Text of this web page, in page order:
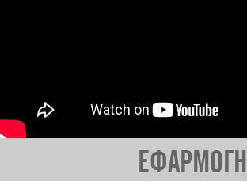
ΕΦΑΡΜΟΓΗ